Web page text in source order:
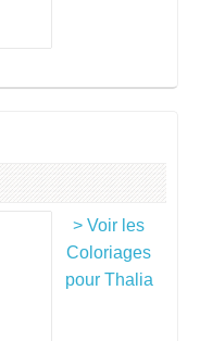
> Voir les
Coloriages
pour Thalia